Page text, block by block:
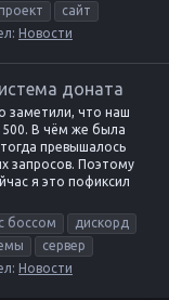
проект
сайт
Новости
доната
заметили, что наш
В чём же была
превышалось
запросов. Поэтому
я это пофиксил
боссом
дискорд
сервер
Новости